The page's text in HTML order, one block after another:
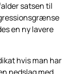
satsen til
en ny lavere
hvis man har